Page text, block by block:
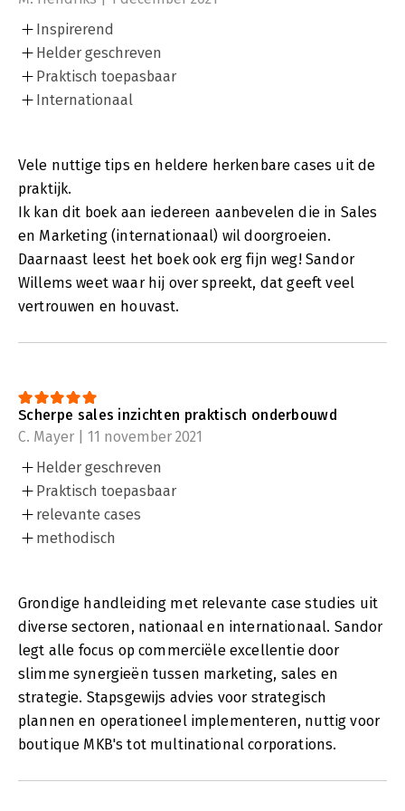
Inspirerend
Helder geschreven
Praktisch toepasbaar
Internationaal
Vele nuttige tips en heldere herkenbare cases uit de
praktijk.
Ik kan dit boek aan iedereen aanbevelen die in Sales
en Marketing (internationaal) wil doorgroeien.
Daarnaast leest het boek ook erg fijn weg! Sandor
Willems weet waar hij over spreekt, dat geeft veel
vertrouwen en houvast.
Scherpe sales inzichten praktisch onderbouwd
C. Mayer | 11 november 2021
Helder geschreven
Praktisch toepasbaar
relevante cases
methodisch
Grondige handleiding met relevante case studies uit
diverse sectoren, nationaal en internationaal. Sandor
legt alle focus op commerciële excellentie door
slimme synergieën tussen marketing, sales en
strategie. Stapsgewijs advies voor strategisch
plannen en operationeel implementeren, nuttig voor
boutique MKB's tot multinational corporations.